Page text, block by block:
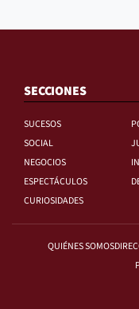
SECCIONES
SUCESOS
SOCIAL
NEGOCIOS
ESPECTÁCULOS
CURIOSIDADES
QUIÉNES SOMOS